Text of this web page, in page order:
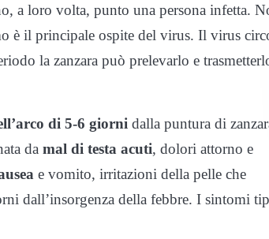
a loro volta, punto una persona infetta.
è il principale ospite del virus. Il virus
la zanzara può prelevarlo e
di 5-6 giorni dalla puntura di
da mal di testa acuti, dolori attorno e
e vomito, irritazioni della pelle che
dall’insorgenza della febbre. I sintomi